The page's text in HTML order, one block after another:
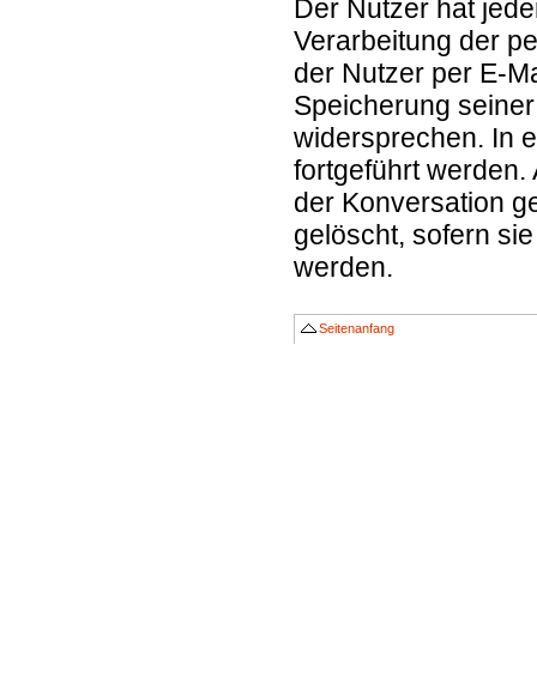
Der Nutzer hat
Verarbeitung der
der Nutzer per E-
Speicherung
widersprechen. In
fortgeführt werden.
der Konversation
gelöscht, sofern
werden.
Seitenanfang